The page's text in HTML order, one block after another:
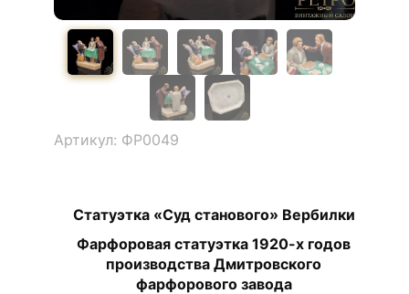
Статуэтка «Суд станового» Вербилки
Фарфоровая статуэтка 1920-х годов
производства Дмитровского
фарфорового завода
Артикул: ФР0049